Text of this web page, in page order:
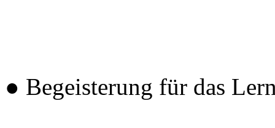
● Begeisterung für das